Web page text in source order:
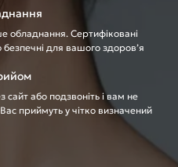
обладнання. Сертифіковані
для вашого здоров’я
або подзвоніть і вам не
приймуть у чітко визначений